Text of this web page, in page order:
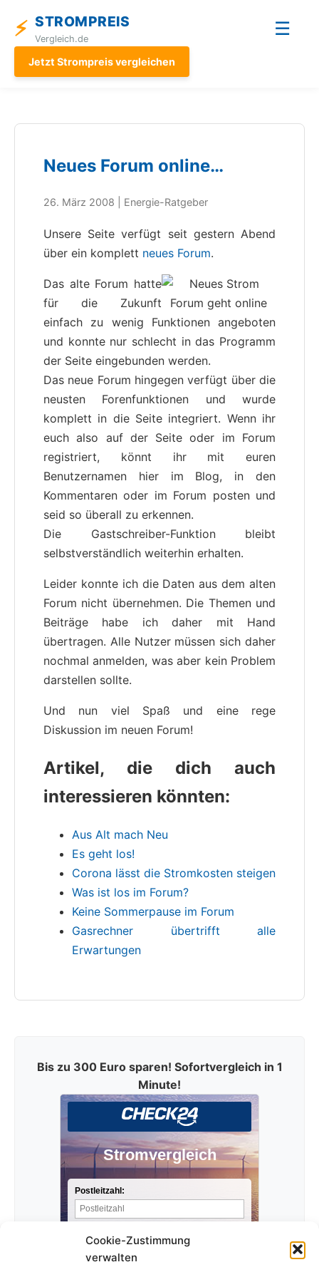
Cookie-Zustimmung
verwalten
⚡ STROMPREIS
Vergleich.de ☰
Jetzt Strompreis vergleichen
Neues Forum online…
26. März 2008 | Energie-Ratgeber
Unsere Seite verfügt seit gestern Abend
über ein komplett neues Forum.
Das alte Forum hatte
für die Zukunft
einfach zu wenig Funktionen angeboten
und konnte nur schlecht in das Programm
der Seite eingebunden werden.
Das neue Forum hingegen verfügt über die
neusten Forenfunktionen und wurde
komplett in die Seite integriert. Wenn ihr
euch also auf der Seite oder im Forum
registriert, könnt ihr mit euren
Benutzernamen hier im Blog, in den
Kommentaren oder im Forum posten und
seid so überall zu erkennen.
Die Gastschreiber-Funktion bleibt
selbstverständlich weiterhin erhalten.
Leider konnte ich die Daten aus dem alten
Forum nicht übernehmen. Die Themen und
Beiträge habe ich daher mit Hand
übertragen. Alle Nutzer müssen sich daher
nochmal anmelden, was aber kein Problem
darstellen sollte.
Und nun viel Spaß und eine rege
Diskussion im neuen Forum!
Artikel, die dich auch
interessieren könnten:
Aus Alt mach Neu
Es geht los!
Corona lässt die Stromkosten steigen
Was ist los im Forum?
Keine Sommerpause im Forum
Gasrechner übertrifft alle
Erwartungen
Bis zu 300 Euro sparen! Sofortvergleich in 1
Minute!
Stromvergleich
Postleitzahl: